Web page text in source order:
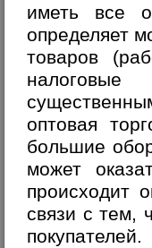
иметь все
определяет
товаров
налоговые
оптовая
большие
может
происходит
связи с тем,
покупателей.